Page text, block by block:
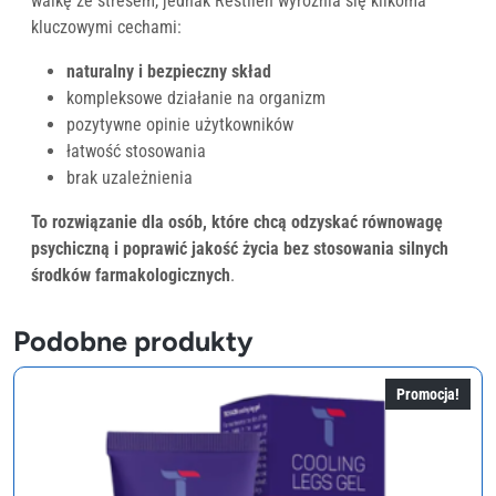
kluczowymi cechami:
naturalny i bezpieczny skład
kompleksowe działanie na organizm
pozytywne opinie użytkowników
łatwość stosowania
brak uzależnienia
To rozwiązanie dla osób, które chcą odzyskać równowagę
psychiczną i poprawić jakość życia bez stosowania silnych
środków farmakologicznych.
Podobne produkty
Promocja!